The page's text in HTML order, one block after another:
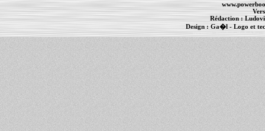
Rédaction :
Design : Ga�l- Logo et